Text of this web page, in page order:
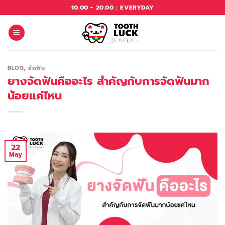
to
content
10.00 - 20.00 : EVERYDAY
BLOG,จัดฟัน
ยางจัดฟันคืออะไร สำคัญกับการจัดฟันมาก
น้อยแค่ไหน
22
May